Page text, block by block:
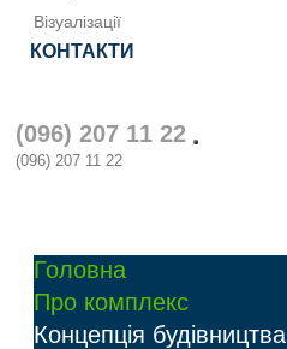
Візуалізації
КОНТАКТИ
(096) 207 11 22
(096) 207 11 22
Головна
Про комплекс
Концепція будівництва